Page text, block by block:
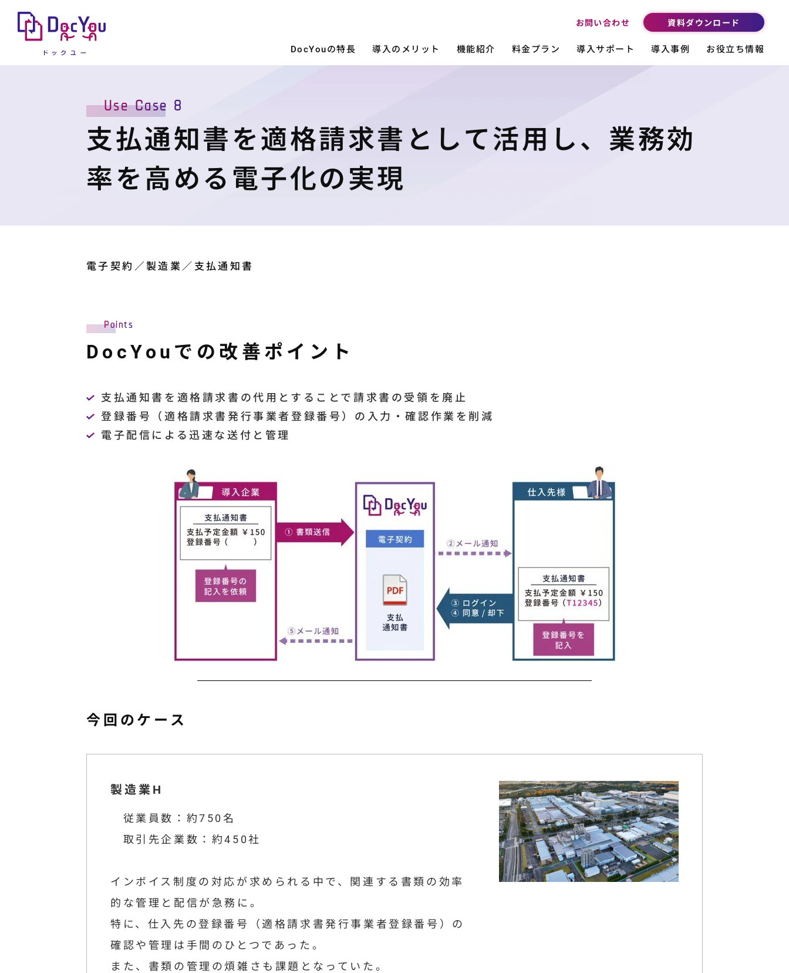
お問い合わせ 資料ダウンロード
DocYouの特長 導入のメリット 機能紹介 料金プラン 導入サポート 導入事例 お役立ち情報
Use Case 8
支払通知書を適格請求書として活用し、業務効
率を高める電子化の実現
電子契約／製造業／支払通知書
Points
DocYouでの改善ポイント
支払通知書を適格請求書の代用とすることで請求書の受領を廃止
登録番号（適格請求書発行事業者登録番号）の入力・確認作業を削減
電子配信による迅速な送付と管理
今回のケース
製造業H
従業員数：約750名
取引先企業数：約450社
インボイス制度の対応が求められる中で、関連する書類の効率
的な管理と配信が急務に。
特に、仕入先の登録番号（適格請求書発行事業者登録番号）の
確認や管理は手間のひとつであった。
また、書類の管理の煩雑さも課題となっていた。